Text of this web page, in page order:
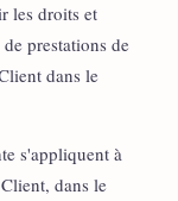
les droits et
prestations de
dans le
s'appliquent à
dans le